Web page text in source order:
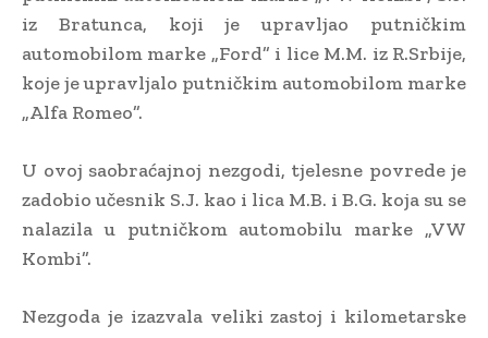
iz Bratunca, koji je upravljao putničkim
automobilom marke „Ford” i lice M.M. iz R.Srbije,
koje je upravljalo putničkim automobilom marke
„Alfa Romeo”.
U ovoj saobraćajnoj nezgodi, tjelesne povrede je
zadobio učesnik S.J. kao i lica M.B. i B.G. koja su se
nalazila u putničkom automobilu marke „VW
Kombi”.
Nezgoda je izazvala veliki zastoj i kilometarske